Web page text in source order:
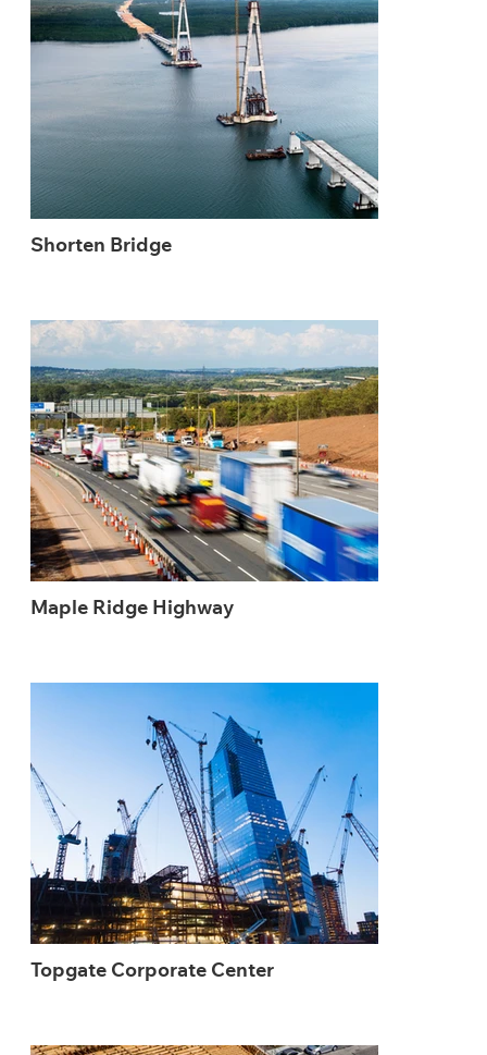
Shorten Bridge
Maple Ridge Highway
Topgate Corporate Center